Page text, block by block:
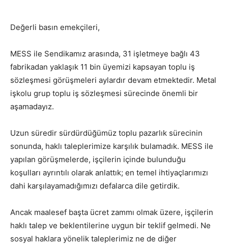
Değerli basın emekçileri,
MESS ile Sendikamız arasında, 31 işletmeye bağlı 43
fabrikadan yaklaşık 11 bin üyemizi kapsayan toplu iş
sözleşmesi görüşmeleri aylardır devam etmektedir. Metal
işkolu grup toplu iş sözleşmesi sürecinde önemli bir
aşamadayız.
Uzun süredir sürdürdüğümüz toplu pazarlık sürecinin
sonunda, haklı taleplerimize karşılık bulamadık. MESS ile
yapılan görüşmelerde, işçilerin içinde bulunduğu
koşulları ayrıntılı olarak anlattık; en temel ihtiyaçlarımızı
dahi karşılayamadığımızı defalarca dile getirdik.
Ancak maalesef başta ücret zammı olmak üzere, işçilerin
haklı talep ve beklentilerine uygun bir teklif gelmedi. Ne
sosyal haklara yönelik taleplerimiz ne de diğer